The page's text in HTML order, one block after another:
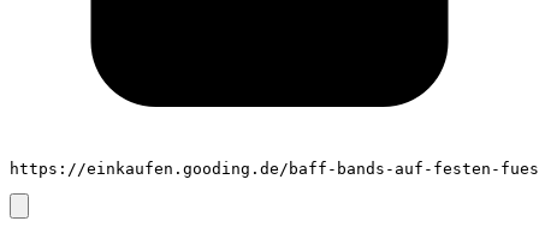
https://einkaufen.gooding.de/baff-bands-auf-festen-